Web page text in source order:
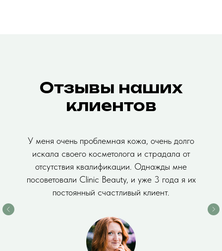
Отзывы наших
клиентов
У меня очень проблемная кожа, очень долго
искала своего косметолога и страдала от
отсутствия квалификации. Однажды мне
посоветовали Clinic Beauty, и уже 3 года я их
постоянный счастливый клиент.